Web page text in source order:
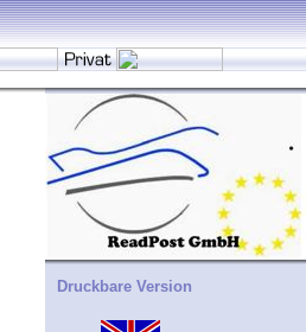
Druckbare Version